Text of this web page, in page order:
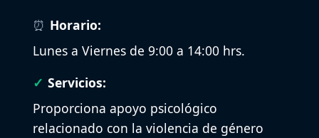
Horario:
Lunes a Viernes de 9:00 a 14:00 hrs.
Servicios:
Proporciona apoyo psicológico
relacionado con la violencia de género